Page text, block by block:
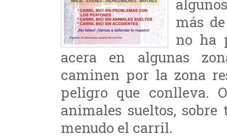
más
no ha
acera en algunas
caminen por la zona
peligro que conlleva.
animales sueltos,
menudo el carril.